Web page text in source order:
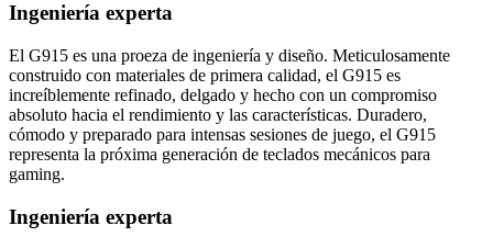
Ingeniería experta
El G915 es una proeza de ingeniería y diseño. Meticulosamente
construido con materiales de primera calidad, el G915 es
increíblemente refinado, delgado y hecho con un compromiso
absoluto hacia el rendimiento y las características. Duradero,
cómodo y preparado para intensas sesiones de juego, el G915
representa la próxima generación de teclados mecánicos para
gaming.
Ingeniería experta